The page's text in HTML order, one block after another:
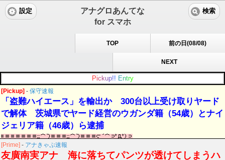
アナグロあんてな
for スマホ
設定 検索
TOP 前の日(08/08)
NEXT
Pic kup!! Entry
[Pickup] - 保守速報
「盗難ハイエース」を輸出か 300台以上受け取りヤード
で解体 茨城県でヤード経営のウガンダ籍（54歳）とナイ
ジェリア籍（46歳）ら逮捕
[Prime] - アナきゃぷ速報
友廣南実アナ 海に落ちてパンツが透けてしまうハ